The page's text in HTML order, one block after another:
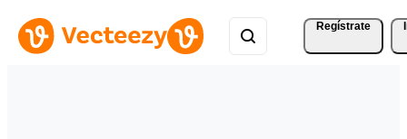
Regístrate